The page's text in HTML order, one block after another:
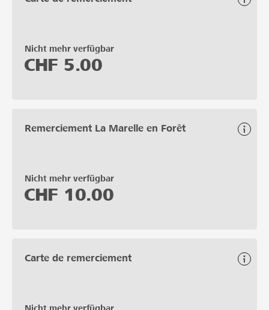
Nicht mehr verfügbar
CHF 5.00
Remerciement La Marelle en Forêt
Nicht mehr verfügbar
CHF 10.00
Carte de remerciement